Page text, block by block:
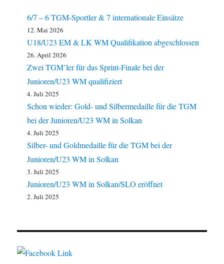
6/7 – 6 TGM-Sportler & 7 internationale Einsätze
12. Mai 2026
U18/U23 EM & LK WM Qualifikation abgeschlossen
26. April 2026
Zwei TGM’ler für das Sprint-Finale bei der
Junioren/U23 WM qualifiziert
4. Juli 2025
Schon wieder: Gold- und Silbermedaille für die TGM
bei der Junioren/U23 WM in Solkan
4. Juli 2025
Silber- und Goldmedaille für die TGM bei der
Junioren/U23 WM in Solkan
3. Juli 2025
Junioren/U23 WM in Solkan/SLO eröffnet
2. Juli 2025